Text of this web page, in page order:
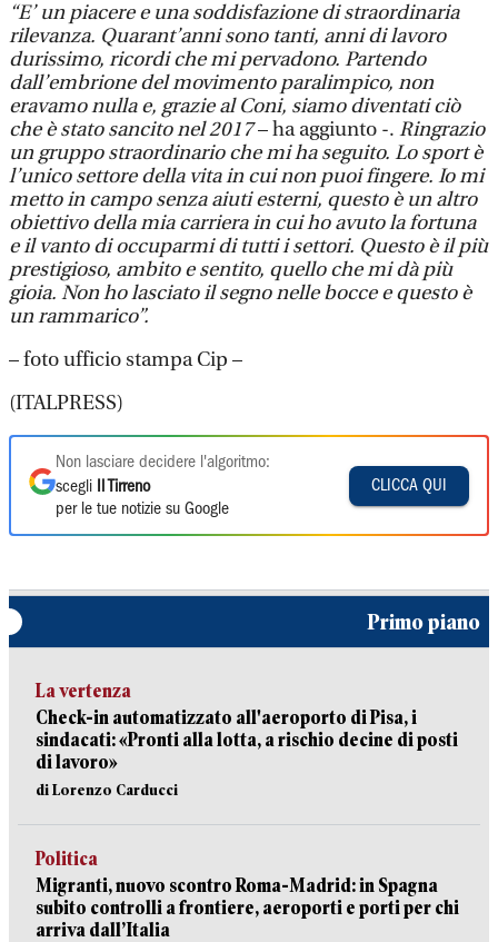
“E’ un piacere e una soddisfazione di straordinaria
rilevanza. Quarant’anni sono tanti, anni di lavoro
durissimo, ricordi che mi pervadono. Partendo
dall’embrione del movimento paralimpico, non
eravamo nulla e, grazie al Coni, siamo diventati ciò
che è stato sancito nel 2017– ha aggiunto -. Ringrazio
un gruppo straordinario che mi ha seguito. Lo sport è
l’unico settore della vita in cui non puoi fingere. Io mi
metto in campo senza aiuti esterni, questo è un altro
obiettivo della mia carriera in cui ho avuto la fortuna
e il vanto di occuparmi di tutti i settori. Questo è il più
prestigioso, ambito e sentito, quello che mi dà più
gioia. Non ho lasciato il segno nelle bocce e questo è
un rammarico”.
– foto ufficio stampa Cip –
(ITALPRESS)
Non lasciare decidere l'algoritmo:
scegli
Il Tirreno
per le tue notizie su Google
CLICCA QUI
Primo piano
La vertenza
Check-in automatizzato all'aeroporto di Pisa, i
sindacati: «Pronti alla lotta, a rischio decine di posti
di lavoro»
di Lorenzo Carducci
Politica
Migranti, nuovo scontro Roma-Madrid: in Spagna
subito controlli a frontiere, aeroporti e porti per chi
arriva dall’Italia